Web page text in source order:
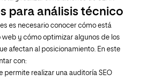
para análisis técnico
es necesario conocer cómo está
y cómo optimizar algunos de los
afectan al posicionamiento. En este
con:
permite realizar una auditoría SEO